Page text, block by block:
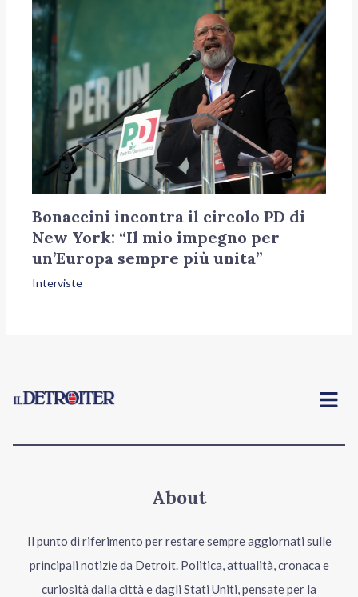
Bonaccini incontra il circolo PD di
New York: “Il mio impegno per
un’Europa sempre più unita”
Interviste
Menu
About
Il punto di riferimento per restare sempre aggiornati sulle
principali notizie da Detroit. Politica, attualità, cronaca e
curiosità dalla città e dagli Stati Uniti, pensate per la